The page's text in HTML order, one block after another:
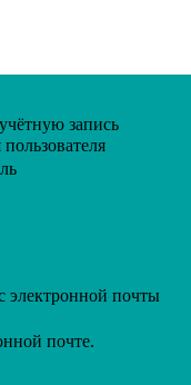
запись
электронной почты
почте.